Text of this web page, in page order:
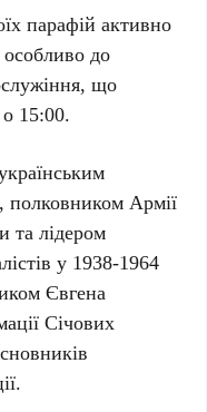
парафій активно
до
що
15:00.
полковником Армії
та лідером
у 1938-1964
Євгена
Січових
.